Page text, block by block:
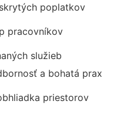
poplatkov
pracovníkov
služieb
a bohatá prax
priestorov